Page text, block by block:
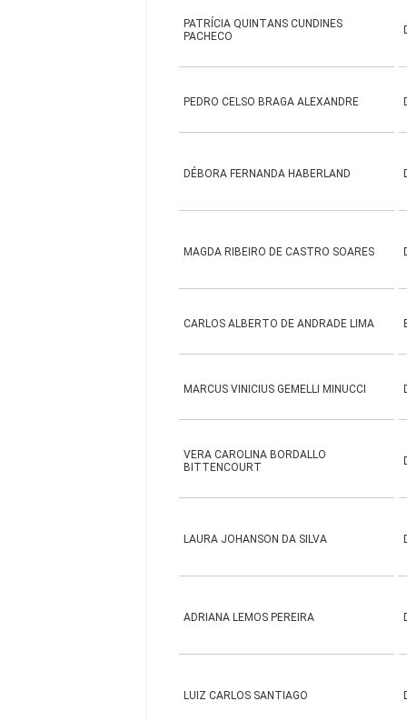
PATRÍCIA QUINTANS CUNDINES
PACHECO
PEDRO CELSO BRAGA ALEXANDRE
DÉBORA FERNANDA HABERLAND
MAGDA RIBEIRO DE CASTRO SOARES
CARLOS ALBERTO DE ANDRADE LIMA
MARCUS VINICIUS GEMELLI MINUCCI
VERA CAROLINA BORDALLO
BITTENCOURT
LAURA JOHANSON DA SILVA
ADRIANA LEMOS PEREIRA
LUIZ CARLOS SANTIAGO